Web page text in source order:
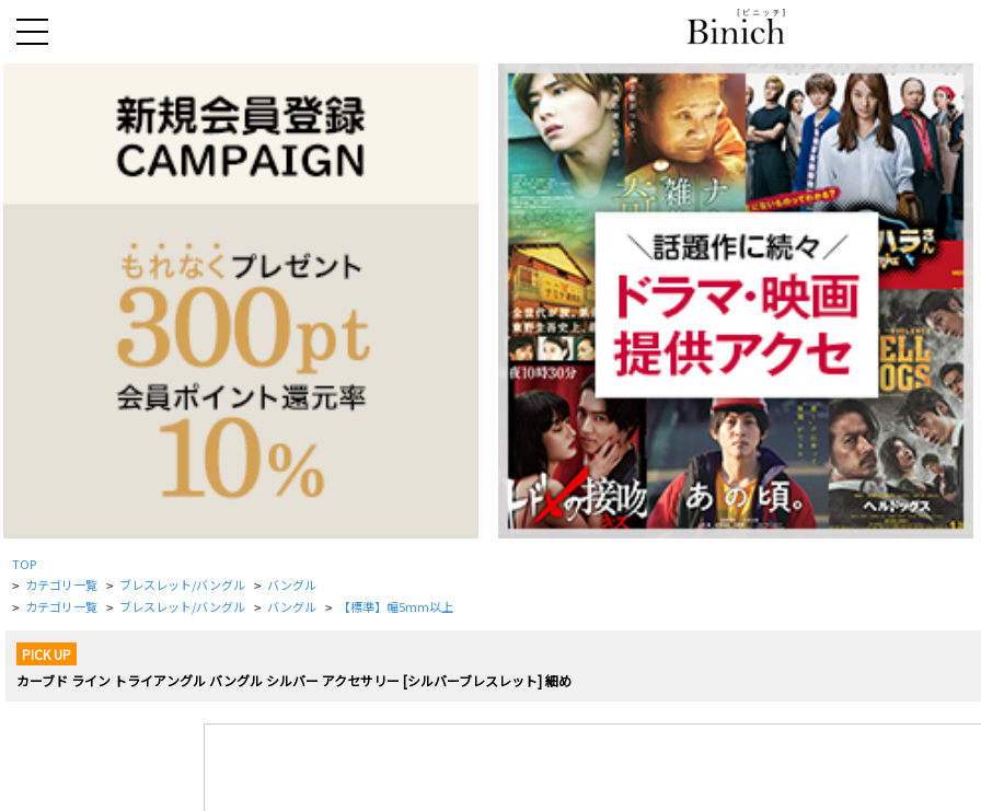
TOP
> カテゴリ一覧 > ブレスレット/バングル > バングル
> カテゴリ一覧 > ブレスレット/バングル > バングル > 【標準】幅5mm以上
PICK UP
カーブド ライン トライアングル バングル シルバー アクセサリー [シルバーブレスレット] 細め